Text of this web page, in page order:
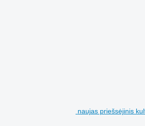
naujas priešsėjinis